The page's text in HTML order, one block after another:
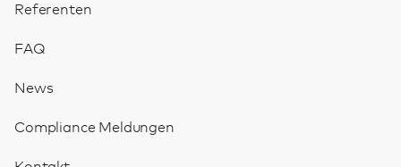
Referenten
FAQ
News
Compliance Meldungen